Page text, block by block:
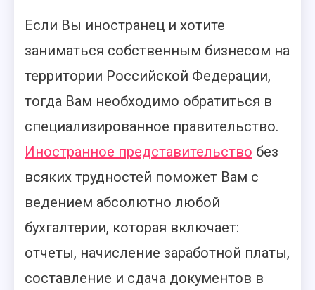
Если Вы иностранец и хотите
заниматься собственным бизнесом на
территории Российской Федерации,
тогда Вам необходимо обратиться в
специализированное правительство.
Иностранное представительство без
всяких трудностей поможет Вам с
ведением абсолютно любой
бухгалтерии, которая включает:
отчеты, начисление заработной платы,
составление и сдача документов в